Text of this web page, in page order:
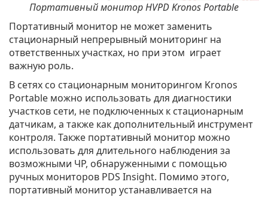
Портативный монитор HVPD Kronos Portable
Портативный монитор не может заменить
стационарный непрерывный мониторинг на
ответственных участках, но при этом играет
важную роль.
В сетях со стационарным мониторингом Kronos
Portable можно использовать для диагностики
участков сети, не подключенных к стационарным
датчикам, а также как дополнительный инструмент
контроля. Также портативный монитор можно
использовать для длительного наблюдения за
возможными ЧР, обнаруженными с помощью
ручных мониторов PDS Insight. Помимо этого,
портативный монитор устанавливается на